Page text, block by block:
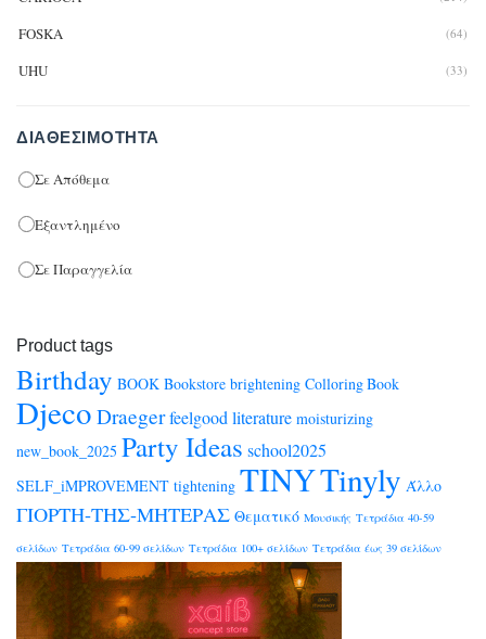
FOSKA (64)
UHU (33)
ΔΙΑΘΕΣΙΜΌΤΗΤΑ
Σε Απόθεμα
Εξαντλημένο
Σε Παραγγελία
Product tags
Birthday BOOK Bookstore brightening Colloring Book
Djeco Draegerfeelgood literature moisturizing
new_book_2025 Party Ideas school2025
SELF_iMPROVEMENT tightening TINYTinyly Άλλο
ΓΙΟΡΤΗ-ΤΗΣ-ΜΗΤΕΡΑΣ Θεματικό Μουσικής Τετράδια 40-59
σελίδων Τετράδια 60-99 σελίδων Τετράδια 100+ σελίδων Τετράδια έως 39 σελίδων